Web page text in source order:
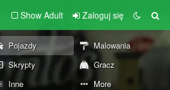
Show Adult Zaloguj się
Pojazdy
Malowania
Skrypty
Gracz
Inne More